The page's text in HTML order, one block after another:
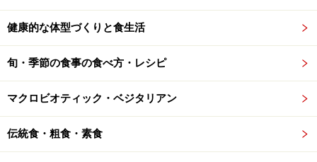
健康的な体型づくりと食生活
旬・季節の食事の食べ方・レシピ
マクロビオティック・ベジタリアン
伝統食・粗食・素食